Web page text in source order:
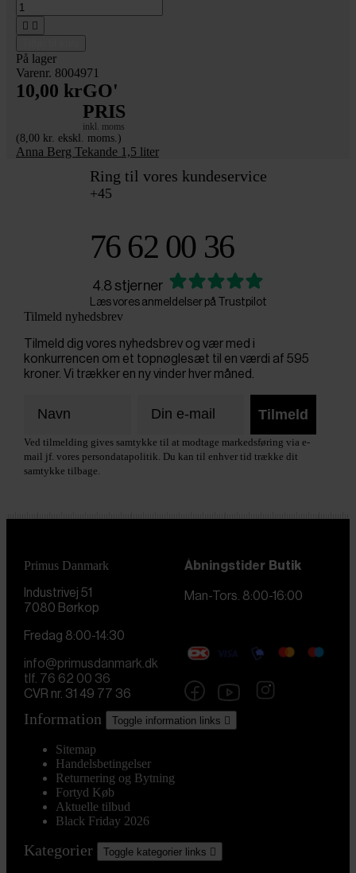
 
På lager
Varenr. 8004971
10,00 krGO'
PRIS
inkl. moms
(8,00 kr. ekskl. moms.)
Anna Berg Tekande 1,5 liter
Ring til vores kundeservice
+45
76 62 00 36
4.8 stjerner
Læs vores anmeldelser på Trustpilot
Tilmeld nyhedsbrev
Tilmeld dig vores nyhedsbrev og vær med i
konkurrencen om et topnøglesæt til en værdi af 595
kroner. Vi trækker en ny vinder hver måned.
Tilmeld
Ved tilmelding gives samtykke til at modtage markedsføring via e-
mail jf. vores persondatapolitik. Du kan til enhver tid trække dit
samtykke tilbage.
Primus Danmark
Industrivej 51
7080 Børkop
Åbningstider Butik
Man-Tors. 8:00-16:00
Fredag 8:00-14:30
info@primusdanmark.dk
tlf. 76 62 00 36
CVR nr. 31 49 77 36
Information Toggle information links 
Sitemap
Handelsbetingelser
Returnering og Bytning
Fortyd Køb
Aktuelle tilbud
Black Friday 2026
Kategorier Toggle kategorier links 